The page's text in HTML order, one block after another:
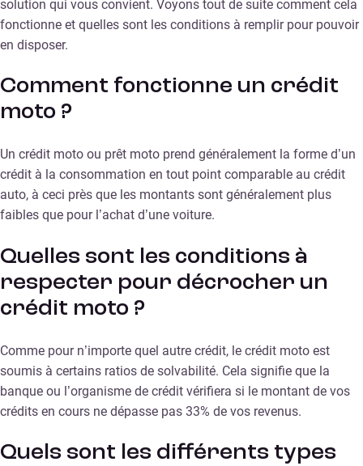
solution qui vous convient. Voyons tout de suite comment cela
fonctionne et quelles sont les conditions à remplir pour pouvoir
en disposer.
Comment fonctionne un crédit
moto ?
Un crédit moto ou prêt moto prend généralement la forme d’un
crédit à la consommation en tout point comparable au crédit
auto, à ceci près que les montants sont généralement plus
faibles que pour l’achat d’une voiture.
Quelles sont les conditions à
respecter pour décrocher un
crédit moto ?
Comme pour n’importe quel autre crédit, le crédit moto est
soumis à certains ratios de solvabilité. Cela signifie que la
banque ou l’organisme de crédit vérifiera si le montant de vos
crédits en cours ne dépasse pas 33% de vos revenus.
Quels sont les différents types